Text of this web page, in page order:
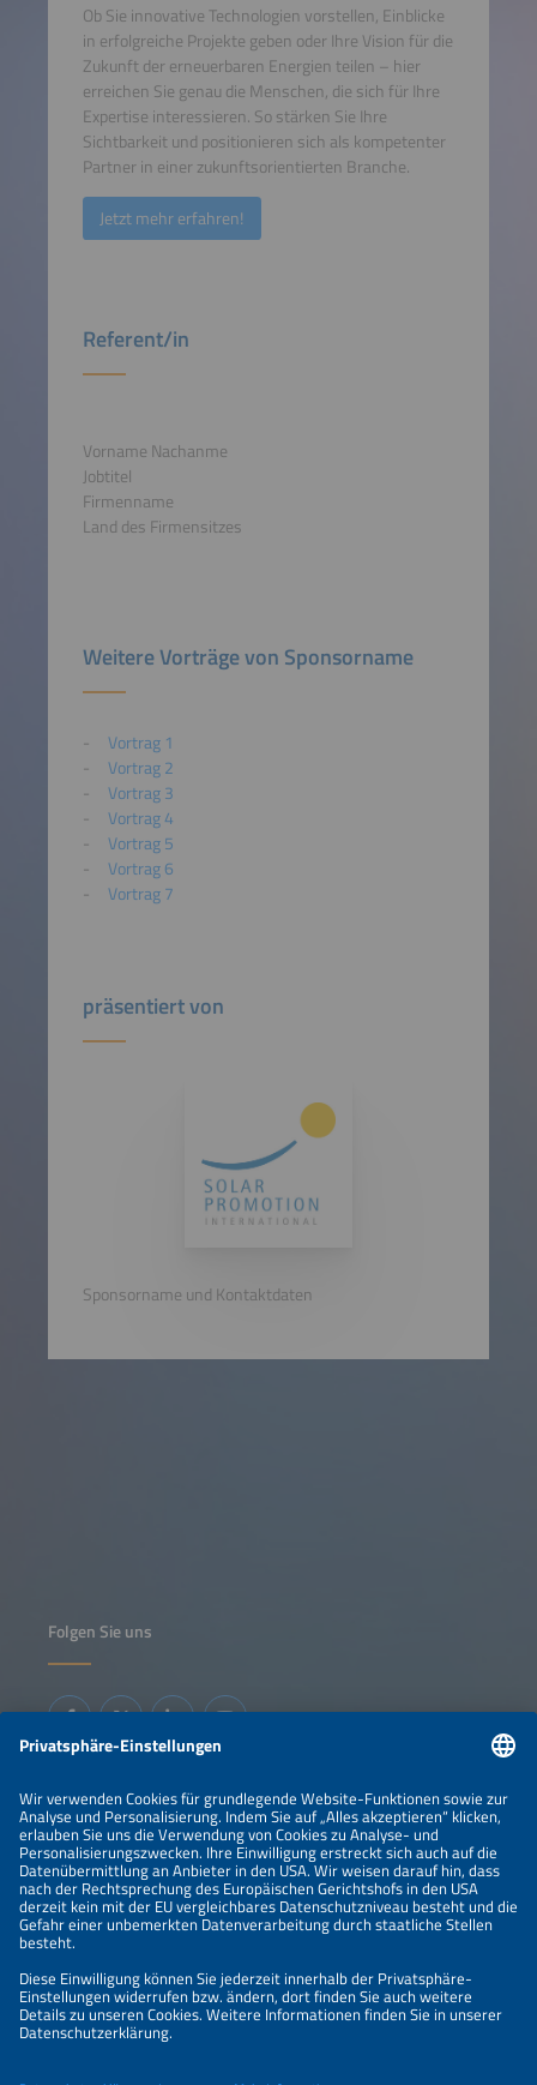
Ob Sie innovative Technologien vorstellen, Einblicke
in erfolgreiche Projekte geben oder Ihre Vision für die
Zukunft der erneuerbaren Energien teilen – hier
erreichen Sie genau die Menschen, die sich für Ihre
Expertise interessieren. So stärken Sie Ihre
Sichtbarkeit und positionieren sich als kompetenter
Partner in einer zukunftsorientierten Branche.
Jetzt mehr erfahren!
Referent/in
Vorname Nachanme
Jobtitel
Firmenname
Land des Firmensitzes
Weitere Vorträge von Sponsorname
Vortrag 1
Vortrag 2
Vortrag 3
Vortrag 4
Vortrag 5
Vortrag 6
Vortrag 7
präsentiert von
Sponsorname und Kontaktdaten
Folgen Sie uns
Informationen
IMPRESSUM
KONTAKT
ÜBER UNS
VERANSTALTER